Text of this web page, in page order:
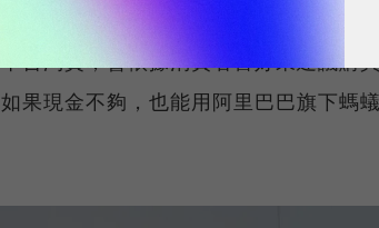
，阿里巴巴和騰訊利用數據建立起完
台淘寶，會依據消費者喜好來建議購
果現金不夠，也能用阿里巴巴旗下螞